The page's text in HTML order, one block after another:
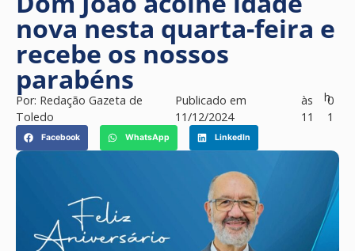
nova nesta quarta-feira e
recebe os nossos
parabéns
Por: Redação Gazeta de
Toledo
Publicado em
11/12/2024
às
11
h0
1
Facebook WhatsApp LinkedIn